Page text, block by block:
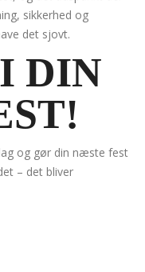
sikkerhed og
det sjovt.
DIN
og gør din næste fest
– det bliver